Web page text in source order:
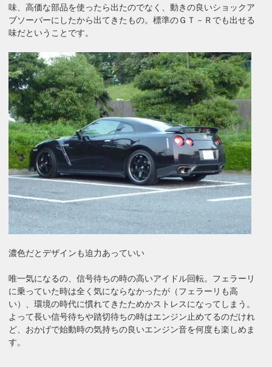
味、高価な部品を使ったら出たのでなく、動きの良いショックア
ブソーバーにしたから出てきたもの。標準のＧＴ－Ｒでも出せる
味だということです。
濃色だとデザインも迫力あっていい
唯一気になるの、信号待ちの時の高いアイドル回転。フェラーリ
に乗っていた時は全く気にならなかったが（フェラーリも高
い）、環境の時代に慣れてきたためかストレスになってしまう。
よって長い信号待ちや踏切待ちの時はエンジン止めてるのだけれ
ど、おかげで始動時の気持ちの良いエンジン音を何度も楽しめま
す。